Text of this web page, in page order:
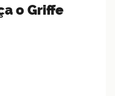
o Griffe